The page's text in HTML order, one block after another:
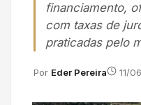
financiamento,
com taxas de
praticadas pelo
Por Eder Pereira 11/